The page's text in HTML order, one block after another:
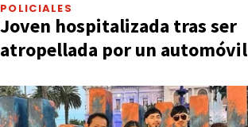
POLICIALES
Joven hospitalizada tras ser
atropellada por un automóvil